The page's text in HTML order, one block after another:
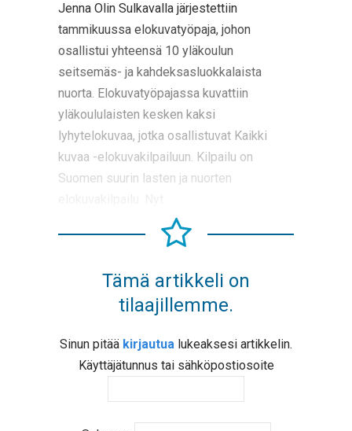
Jenna Olin Sulkavalla järjestettiin
tammikuussa elokuvatyöpaja, johon
osallistui yhteensä 10 yläkoulun
seitsemäs- ja kahdeksasluokkalaista
nuorta. Elokuvatyöpajassa kuvattiin
yläkoululaisten kesken kaksi
lyhytelokuvaa, jotka osallistuvat Kaikki
kuvaa -elokuvakilpailuun. Kilpailu on
Suomen suurin lasten ja nuorten
Tämä artikkeli on
tilaajillemme.
Sinun pitää kirjautua lukeaksesi artikkelin.
Käyttäjätunnus tai sähköpostiosoite